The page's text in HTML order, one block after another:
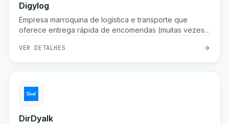
Digylog
Empresa marroquina de logística e transporte que
oferece entrega rápida de encomendas (muitas vezes
confirmação de pedidos e ampla cobertura em
centenas de cidades em Marrocos.
VER DETALHES
DirDyalk